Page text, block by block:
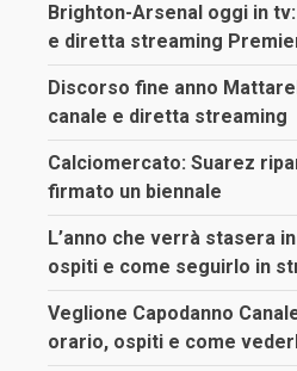
Brighton-Arsenal oggi in
e diretta streaming
Discorso fine anno
canale e diretta streaming
Calciomercato: Suarez
firmato un biennale
L’anno che verrà stasera
ospiti e come seguirlo in
Veglione Capodanno
orario, ospiti e come